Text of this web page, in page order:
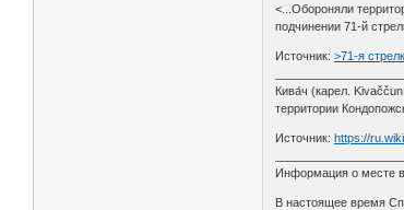
<...Обороняли
подчинении 71-й
Источник:>71-я
Кива́ч (карел.
территории
Источник:https://
Информация о месте
В настоящее время